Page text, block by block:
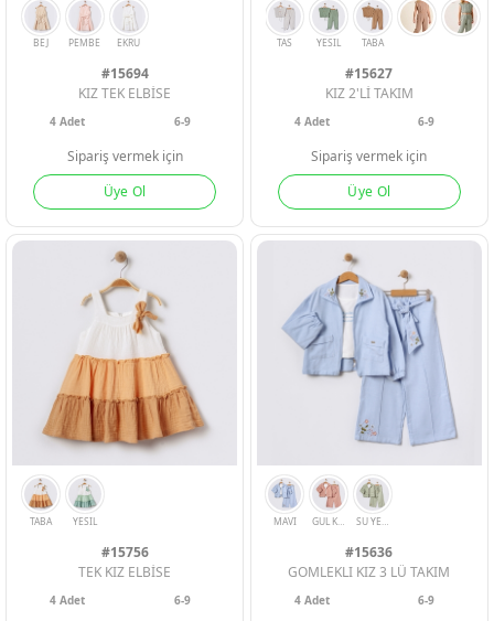
BEJ PEMBE EKRU
#15694
KIZ TEK ELBİSE
4Adet 6-9
Sipariş vermek için
Üye Ol
TAS YESIL TABA
#15627
KIZ 2'Lİ TAKIM
4 Adet 6-9
Sipariş vermek için
Üye Ol
#15756
TEK KIZ ELBİSE
4Adet 6-9
#15636
GOMLEKLI KIZ 3 LÜ TAKIM
4 Adet 6-9